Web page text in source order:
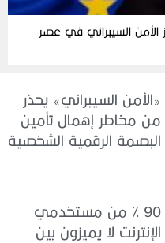
الأمن السيبراني في عصر
«الأمن السيبراني» يحذر
من مخاطر إهمال تأمين
البصمة الرقمية الشخصية
90 % من مستخدمي
الإنترنت لا يميزون بين